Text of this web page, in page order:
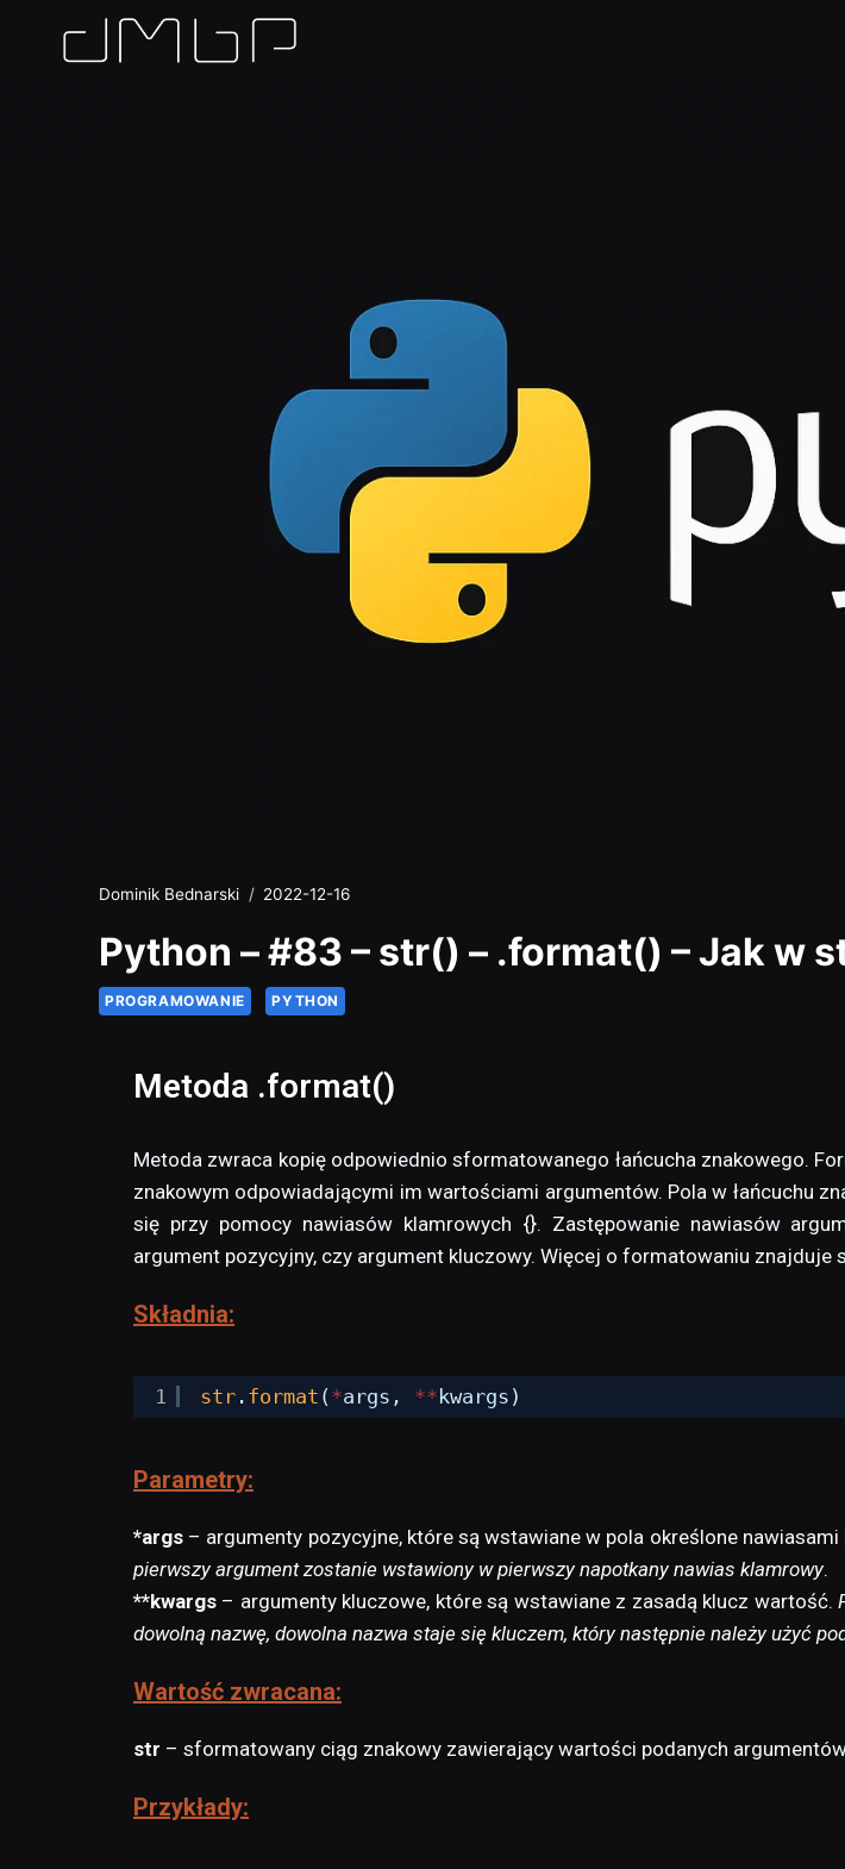
Dominik Bednarski 2022-12-16
Python – #83 – str() – .format() – Jak w
PROGRAMOWANIE PYTHON
Metoda .format()
Metoda zwraca kopię odpowiednio sformatowanego łańcucha znakowego.
znakowym odpowiadającymi im wartościami argumentów. Pola w łańcuchu
się przy pomocy nawiasów klamrowych {}. Zastępowanie nawiasów
argument pozycyjny, czy argument kluczowy. Więcej o formatowaniu znajduje
Składnia:
1 str . format ( *args, ** kwargs)
Parametry:
*args – argumenty pozycyjne, które są wstawiane w pola określone
pierwszy argument zostanie wstawiony w pierwszy napotkany nawias klamrowy.
**kwargs – argumenty kluczowe, które są wstawiane z zasadą klucz wartość.
dowolną nazwę, dowolna nazwa staje się kluczem, który następnie należy użyć
Wartość zwracana:
str – sformatowany ciąg znakowy zawierający wartości podanych
Przykłady: